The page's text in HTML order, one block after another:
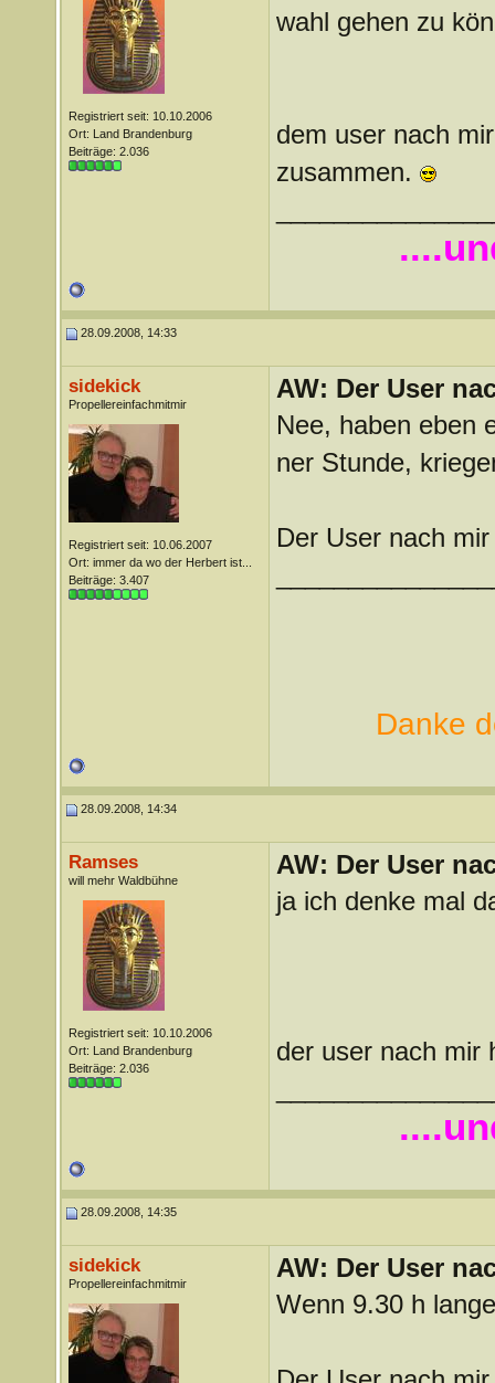
Registriert seit: 10.10.2006
Ort: Land Brandenburg
Beiträge: 2.036
wahl gehen zu
dem user nach
zusammen.
28.09.2008, 14:33
sidekick
Propellereinfachmitmir
Registriert seit: 10.06.2007
Ort: immer da wo der Herbert ist...
Beiträge: 3.407
AW: Der User
Nee, haben eben
ner Stunde,
Der User nach
Danke
28.09.2008, 14:34
Ramses
will mehr Waldbühne
Registriert seit: 10.10.2006
Ort: Land Brandenburg
Beiträge: 2.036
AW: Der User
ja ich denke mal
der user nach mir
28.09.2008, 14:35
sidekick
Propellereinfachmitmir
AW: Der User
Wenn 9.30 h